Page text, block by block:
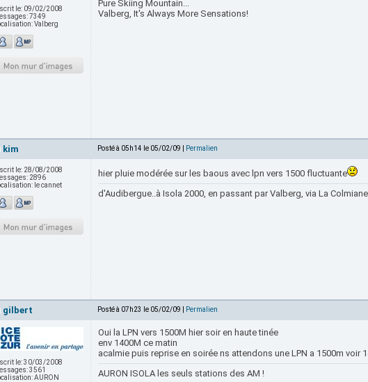
le: 09/02/2008
7349
Valberg
Pure Skiing Mountain...
Valberg, It's Always More Sensations!
kim Posté à 05h14 le 05/02/09 | Permalien
le: 28/08/2008
2896
le cannet
hier pluie modérée sur les baous avec lpn vers 1500 fluctuante
d'Audibergue..à Isola 2000, en passant par Valberg, via La
gilbert Posté à 07h23 le 05/02/09 | Permalien
le:30/03/2008
3561
AURON
Oui la LPN vers 1500M hier soir en haute tinée
env 1400M ce matin
acalmie puis reprise en soirée ns attendons une LPN a 1500m voir
AURON ISOLA les seuls stations des AM !